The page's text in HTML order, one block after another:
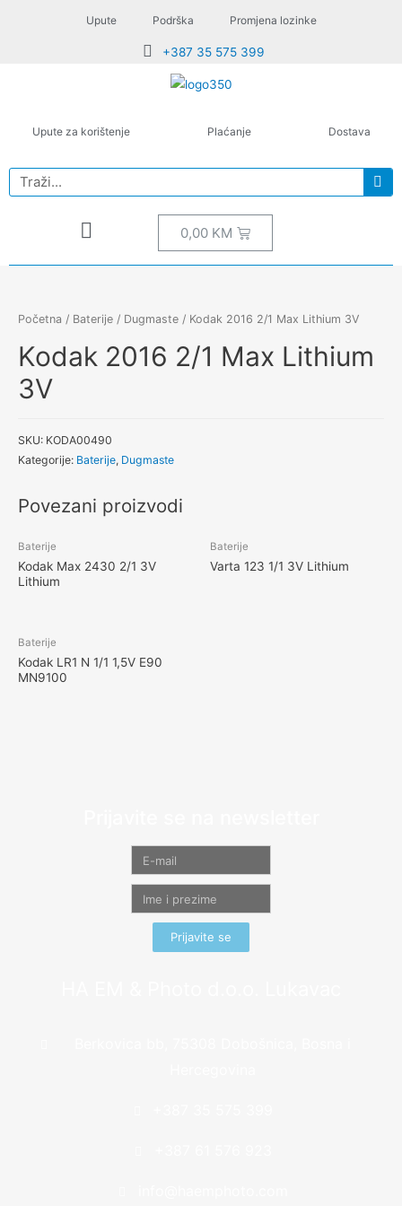
Upute Podrška Promjena lozinke
+387 35 575 399
Upute za korištenje Plaćanje Dostava
0,00 KM
Početna / Baterije / Dugmaste / Kodak 2016 2/1 Max Lithium 3V
Kodak 2016 2/1 Max Lithium
3V
SKU: KODA00490
Kategorije: Baterije, Dugmaste
Povezani proizvodi
Baterije
Kodak Max 2430 2/1 3V
Lithium
Baterije
Varta 123 1/1 3V Lithium
Baterije
Kodak LR1 N 1/1 1,5V E90
MN9100
Prijavite se